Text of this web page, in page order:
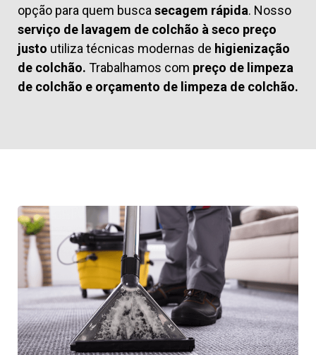
opção para quem busca secagem rápida. Nosso
serviço de lavagem de colchão à seco preço
justo utiliza técnicas modernas de higienização
de colchão. Trabalhamos com preço de limpeza
de colchão e orçamento de limpeza de colchão.